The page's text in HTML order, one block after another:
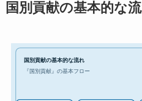
国別貢献の基本的な
国別貢献の基本的な流れ
『国別貢献』の基本フロー